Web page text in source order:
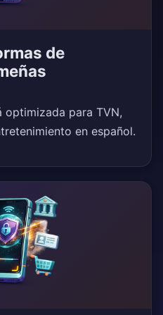
de
optimizada para TVN,
en español.